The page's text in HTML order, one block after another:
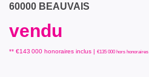
60000 BEAUVAIS
vendu
** €143 000 honoraires inclus | €135 000 hors honoraires